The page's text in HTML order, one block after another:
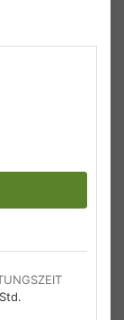
Std.